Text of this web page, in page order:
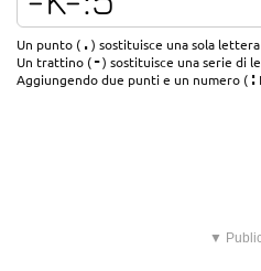
Un punto (.) sostituisce una sola lettera
Un trattino (-) sostituisce una serie di
Aggiungendo due punti e un numero (:
▼